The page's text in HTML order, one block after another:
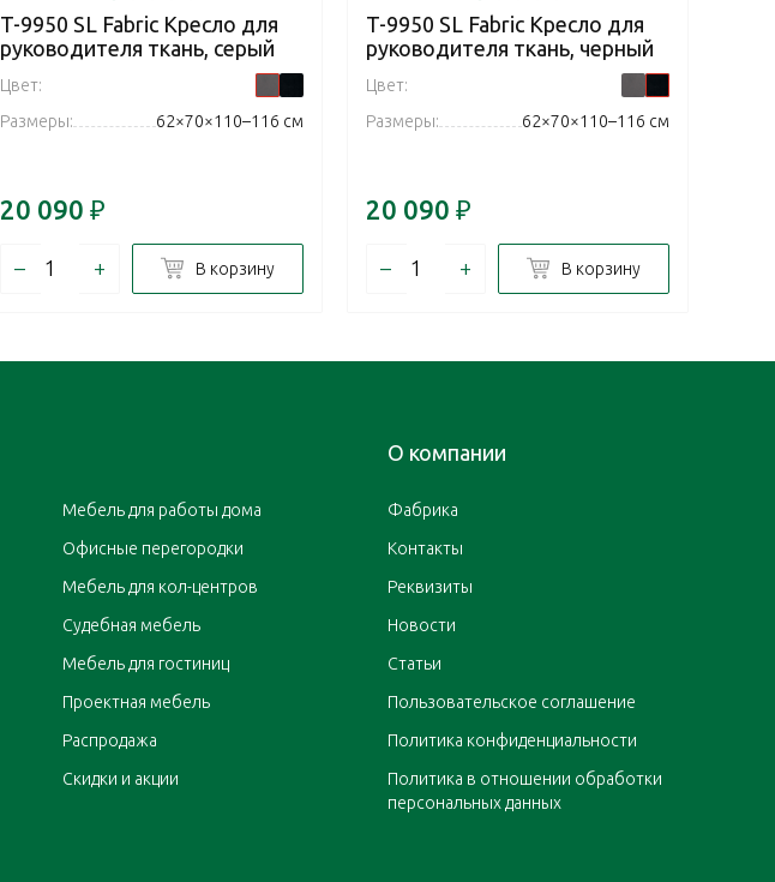
T-9950 SL Fabric Кресло для
руководителя ткань, серый
Цвет:
Размеры:
62×70×110–116 см
20 090 ₽
– + В корзину
T-9950 SL Fabric Кресло для
руководителя ткань, черный
Цвет:
Размеры:
62×70×110–116 см
20 090 ₽
– + В корзину
Мебель для работы дома
Офисные перегородки
Мебель для кол-центров
Судебная мебель
Мебель для гостиниц
Проектная мебель
Распродажа
Скидки и акции
О компании
Фабрика
Контакты
Реквизиты
Новости
Статьи
Пользовательское соглашение
Политика конфиденциальности
Политика в отношении обработки
персональных данных